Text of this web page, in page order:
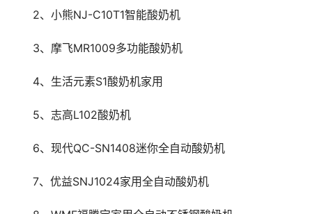
2、小熊NJ-C10T1智能酸奶机
3、摩飞MR1009多功能酸奶机
4、生活元素S1酸奶机家用
5、志高L102酸奶机
6、现代QC-SN1408迷你全自动酸奶机
7、优益SNJ1024家用全自动酸奶机